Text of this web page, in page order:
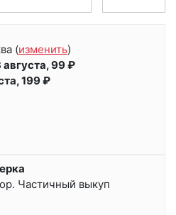
(изменить)
августа, 99 ₽
199 ₽
Частичный выкуп